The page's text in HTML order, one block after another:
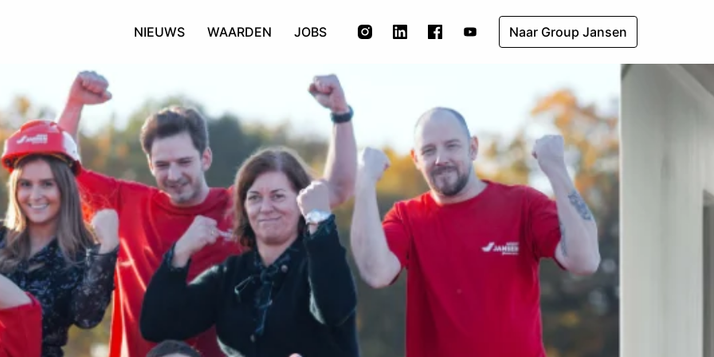
NIEUWS WAARDEN JOBS Naar Group Jansen